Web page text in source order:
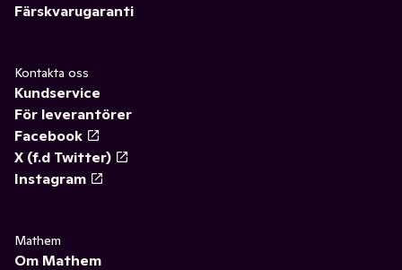
Färskvarugaranti
Kontakta oss
Kundservice
För leverantörer
Facebook
X (f.d Twitter)
Instagram
Mathem
Om Mathem